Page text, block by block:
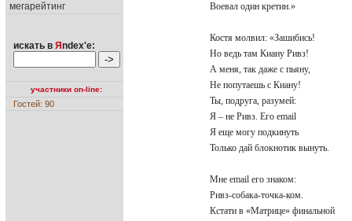
мегарейтинг
искать в Я ndex'е:
участники on-line:
Гостей: 90
Воевал один кретин.»
Костя молвил: «Зашибись!
Но ведь там Киану Ривз!
А меня, так даже с пьяну,
Не попутаешь с Киану!
Ты, подруга, разумей:
Я – не Ривз. Его email
Я еще могу подкинуть
Только дай блокнотик вынуть.
Мне email его знаком:
Ривз-собака-точка-ком.
Кстати в «Матрице» финальной